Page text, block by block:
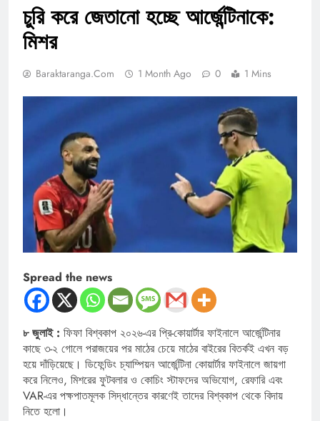
চুরি করে জেতানো হচ্ছে আর্জেন্টিনাকে:
মিশর
Baraktaranga.com 1 Month Ago 0 1 Mins
Spread the news
৮ জুলাই : ফিফা বিশ্বকাপ ২০২৬-এর প্রি-কোয়ার্টার ফাইনালে আর্জেন্টিনার
কাছে ৩-২ গোলে পরাজয়ের পর মাঠের চেয়ে মাঠের বাইরের বিতর্কই এখন বড়
হয়ে দাঁড়িয়েছে। ডিফেন্ডিং চ্যাম্পিয়ন আর্জেন্টিনা কোয়ার্টার ফাইনালে জায়গা
করে নিলেও, মিশরের ফুটবলার ও কোচিং স্টাফদের অভিযোগ, রেফারি এবং
VAR-এর পক্ষপাতমূলক সিদ্ধান্তের কারণেই তাদের বিশ্বকাপ থেকে বিদায়
নিতে হলো।